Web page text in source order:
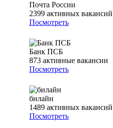
Почта России
2399 активных вакансий
Посмотреть
Банк ПСБ
873 активные вакансии
Посмотреть
билайн
1489 активных вакансий
Посмотреть